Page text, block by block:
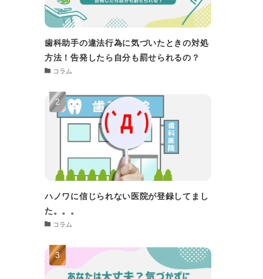
歯科助手の違法行為に気づいたときの対処
方法！告発したら自分も罰せられるの？
コラム
ハノワに信じられない医院が登録してまし
た。。。
コラム